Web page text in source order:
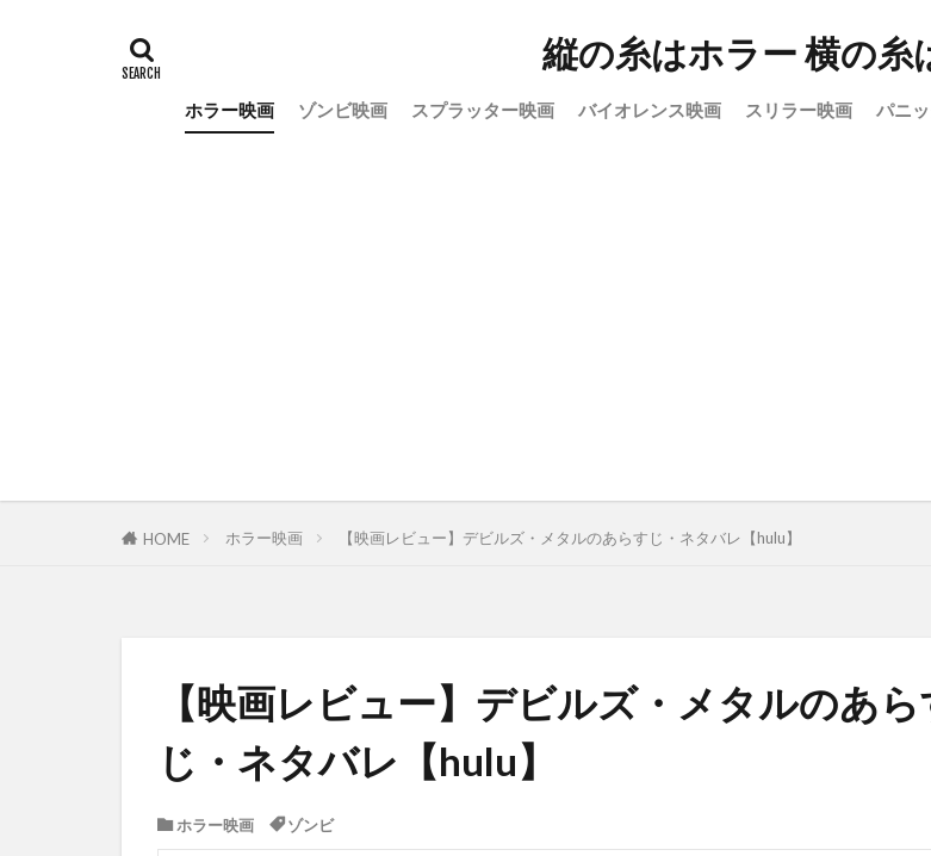
縦の糸はホラー 横の糸
ホラー映画 ゾンビ映画 スプラッター映画 バイオレンス映画 スリラー映画 パニ
HOME ホラー映画 【映画レビュー】デビルズ・メタルのあらすじ・ネタバレ【hulu】
【映画レビュー】デビルズ・メタルのあら
じ・ネタバレ【hulu】
ホラー映画 ゾンビ